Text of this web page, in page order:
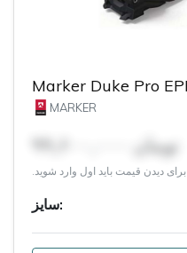
MARKER
۹۹,۶۰۰,۰۰۰ تومان
برای دیدن قیمت باید اول وارد شوید.
سایز: